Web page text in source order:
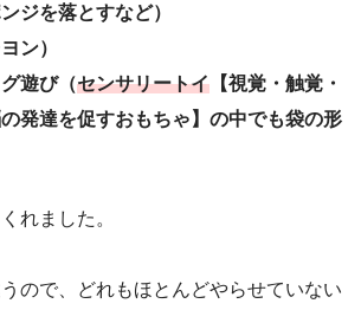
ジを落とすなど）
ン）
遊び（センサリートイ 【視覚・触覚・
発達を促すおもちゃ】の中でも袋の形
れました。
ので、どれもほとんどやらせていない